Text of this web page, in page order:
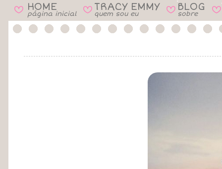
B HOME
página inicial B TRACY EMMY
quem sou eu B BLOG
sobre B